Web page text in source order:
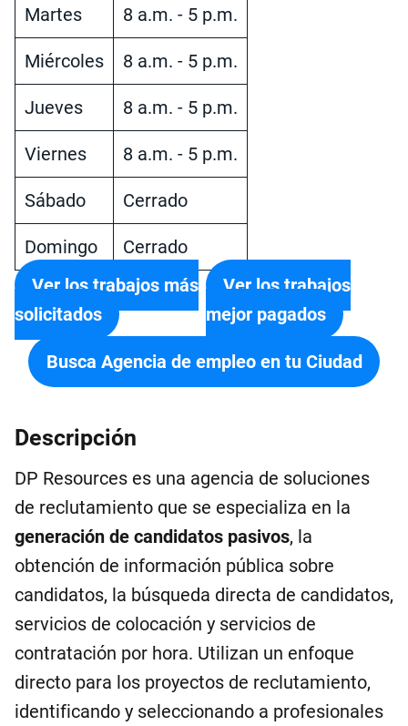
Martes 8 a.m. - 5 p.m.
Miércoles 8 a.m. - 5 p.m.
Jueves 8 a.m. - 5 p.m.
Viernes 8 a.m. - 5 p.m.
Sábado Cerrado
Domingo
Cerrado
Ver los trabajos más
solicitados
Ver los trabajos
mejor pagados
Busca Agencia de empleo en tu Ciudad
Descripción
DP Resources es una agencia de soluciones
de reclutamiento que se especializa en la
generación de candidatos pasivos, la
obtención de información pública sobre
candidatos, la búsqueda directa de candidatos,
servicios de colocación y servicios de
contratación por hora. Utilizan un enfoque
directo para los proyectos de reclutamiento,
identificando y seleccionando a profesionales